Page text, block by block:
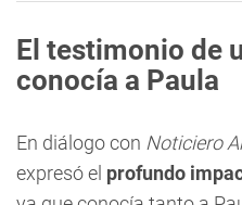
El testimonio de
conocía a Paula
En diálogo con Noticiero
expresó el profundo